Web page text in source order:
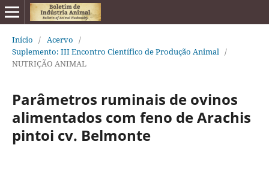
Início / Acervo /
Suplemento: III Encontro Científico de Produção Animal /
NUTRIÇÃO ANIMAL
Parâmetros ruminais de ovinos
alimentados com feno de Arachis
pintoi cv. Belmonte